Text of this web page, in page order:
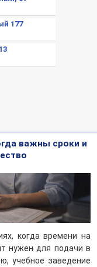
177
важны сроки и
когда времени на
нужен для подачи в
учебное заведение